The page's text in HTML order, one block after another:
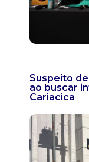
Suspeito
ao buscar
Cariacica